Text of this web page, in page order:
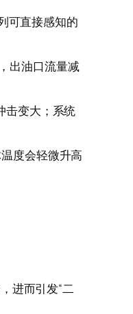
可直接感知的
出油口流量减
击变大；系统
度会轻微升高
进而引发“二